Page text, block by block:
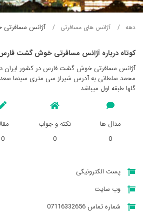
دهه آژانس های مسافرتی آژانس
کوتاه درباره آژانس مسافرتی خوش گشت
آژانس مسافرتی خوش گشت فارس در کشور ایران
گلها طبقه اول میباشد
مدال ها
0
نکته و جواب
0
0
پست الکترونیکی
وب سایت
شماره تماس 07116332656